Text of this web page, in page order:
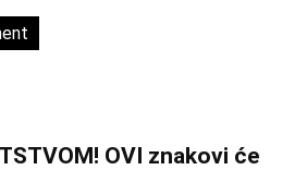
OVI znakovi će